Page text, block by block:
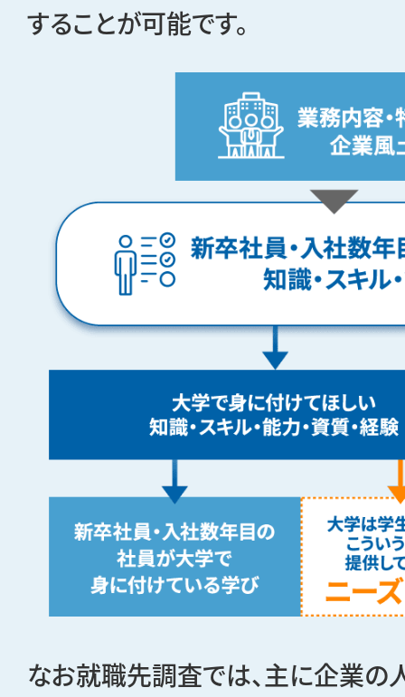
することが可能です。
なお就職先調査では、主に企業